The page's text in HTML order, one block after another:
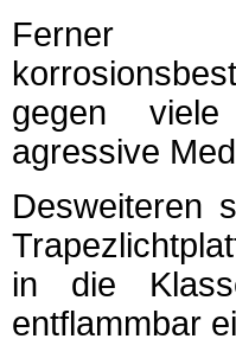
gegen
agressive
Desweiteren
in die
entflammbar